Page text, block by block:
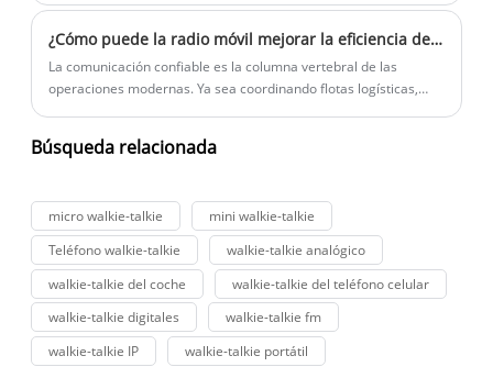
requisitos de los usuarios comerciales e industriales.
¿Cómo puede la radio móvil mejorar la eficiencia de las comunicaciones en todas las industrias?
La comunicación confiable es la columna vertebral de las
operaciones modernas. Ya sea coordinando flotas logísticas,
organizaciones requieren sistemas de comunicación
una solución de comunicación profesional que supera las
limitaciones de los teléfonos inteligentes de consumo al ofrecer
una transmisión de voz confiable, una cobertura más amplia,
una latencia más baja y una mayor durabilidad.
Búsqueda relacionada
micro walkie-talkie
mini walkie-talkie
Teléfono walkie-talkie
walkie-talkie analógico
walkie-talkie del coche
walkie-talkie del teléfono celular
walkie-talkie digitales
walkie-talkie fm
walkie-talkie IP
walkie-talkie portátil